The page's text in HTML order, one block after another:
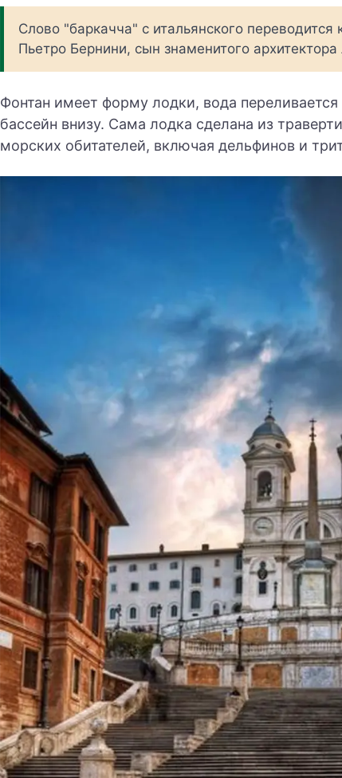
Слово "баркачча" с итальянского
Пьетро Бернини, сын знаменитого
Фонтан имеет форму лодки, вода
бассейн внизу. Сама лодка сделана из
морских обитателей, включая дельфинов и